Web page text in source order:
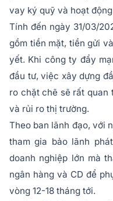
vay ký quỹ và hoạt
Tính đến ngày 31/03/
gồm tiền mặt, tiền gửi
yết. Khi công ty đẩy
đầu tư, việc xây dựng
ro chặt chẽ sẽ rất quan
và rủi ro thị trường.
Theo ban lãnh đạo, với
tham gia bảo lãnh
doanh nghiệp lớn mà
ngân hàng và CD để
vòng 12-18 tháng tới.